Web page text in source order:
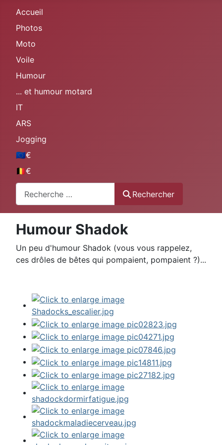
Accueil
Photos
Moto
Voile
Humour
... et humour motard
IT
ARS
Jogging
🇪🇺€
🇧🇪€
Rechercher
Humour Shadok
Un peu d'humour Shadok (vous vous rappelez,
ces drôles de bêtes qui pompaient, pompaient ?)...